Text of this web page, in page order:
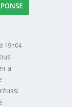
19h04
ä